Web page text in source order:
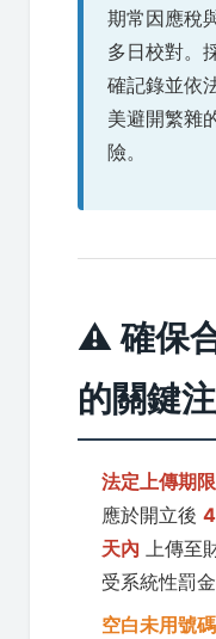
期常因應稅
多日校對。
確記錄並依
美避開繁雜
險。
⚠️ 確保
的關鍵
法定上傳期限
應於開立後
天內 上傳至
受系統性罰金
空白未用號